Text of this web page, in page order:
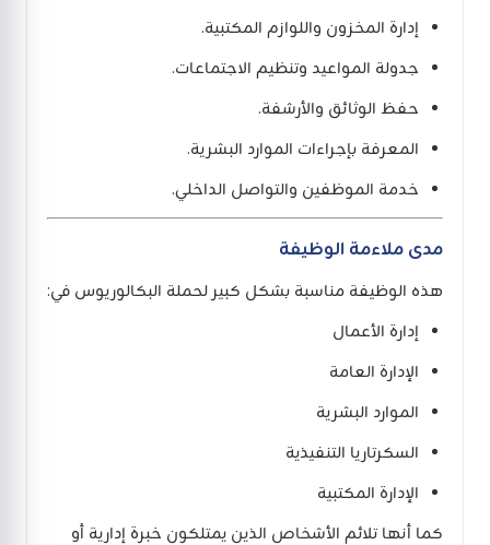
إدارة المخزون واللوازم المكتبية.
جدولة المواعيد وتنظيم الاجتماعات.
حفظ الوثائق والأرشفة.
المعرفة بإجراءات الموارد البشرية.
خدمة الموظفين والتواصل الداخلي.
مدى ملاءمة الوظيفة
هذه الوظيفة مناسبة بشكل كبير لحملة البكالوريوس في:
إدارة الأعمال
الإدارة العامة
الموارد البشرية
السكرتاريا التنفيذية
الإدارة المكتبية
كما أنها تلائم الأشخاص الذين يمتلكون خبرة إدارية أو